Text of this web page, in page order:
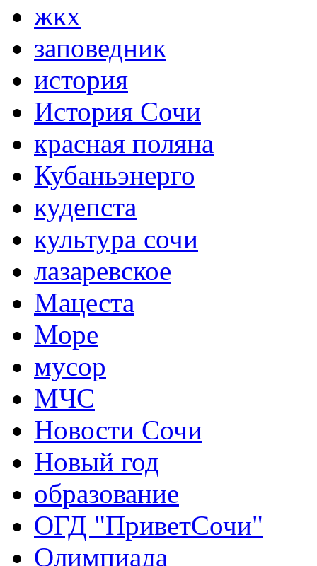
жкх
заповедник
история
История Сочи
красная поляна
Кубаньэнерго
кудепста
культура сочи
лазаревское
Мацеста
Море
мусор
МЧС
Новости Сочи
Новый год
образование
ОГД "ПриветСочи"
Олимпиада